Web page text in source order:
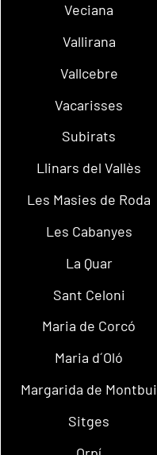
Veciana
Vallirana
Vallcebre
Vacarisses
Subirats
Llinars del Vallès
Les Masies de Roda
Les Cabanyes
La Quar
Sant Celoni
Maria de Corcó
Maria d´Oló
Margarida de Montbui
Sitges